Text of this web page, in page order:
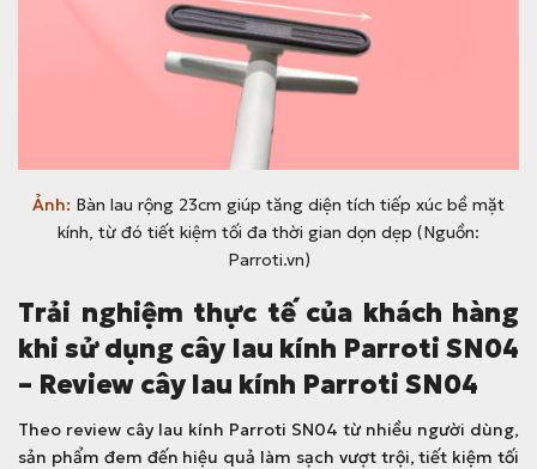
Ảnh: Bàn lau rộng 23cm giúp tăng diện tích tiếp xúc bề mặt
kính, từ đó tiết kiệm tối đa thời gian dọn dẹp (Nguồn:
Parroti.vn)
Trải nghiệm thực tế của khách hàng
khi sử dụng cây lau kính Parroti SN04
– Review cây lau kính Parroti SN04
Theo review cây lau kính Parroti SN04 từ nhiều người dùng,
sản phẩm đem đến hiệu quả làm sạch vượt trội, tiết kiệm tối